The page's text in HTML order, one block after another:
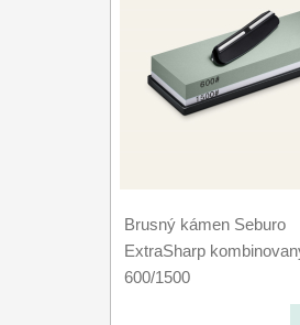
Brusný kámen Seburo
ExtraSharp
600/1500